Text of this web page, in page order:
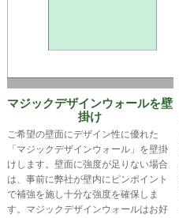
マジックデザインウォールを壁
掛け
ご希望の壁面にデザイン性に優れた
「マジックデザインウォール」を壁掛
けします。壁面に強度が足りない場合
は、事前に弊社が壁内にピンポイント
で補強を施し十分な強度を確保しま
す。マジックデザインウォールはお好